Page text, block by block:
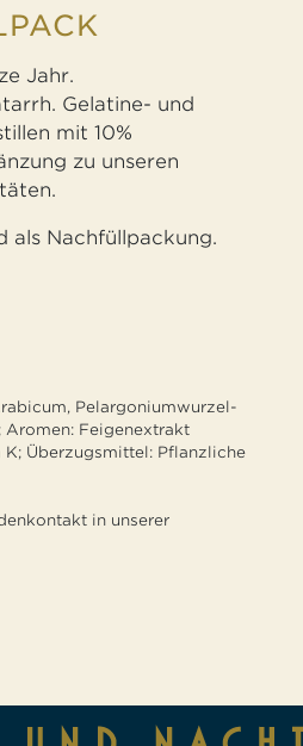
Jahr.
Gelatine- und
mit 10%
zu unseren
als Nachfüllpackung.
Pelargoniumwurzel-
Aromen: Feigenextrakt
K; Überzugsmittel: Pflanzliche
in unserer